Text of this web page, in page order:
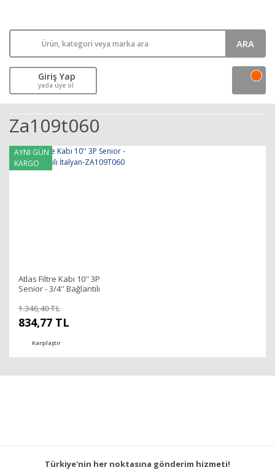
ARA
Giriş Yap
yada üye ol
Za109t060
AYNI GÜN
KARGO
Atlas Filtre Kabı 10'' 3P
Senior - 3/4'' Bağlantılı
1.346,40 TL
834,77 TL
Karşılaştır
Türkiye'nin her noktasına gönderim hizmeti!